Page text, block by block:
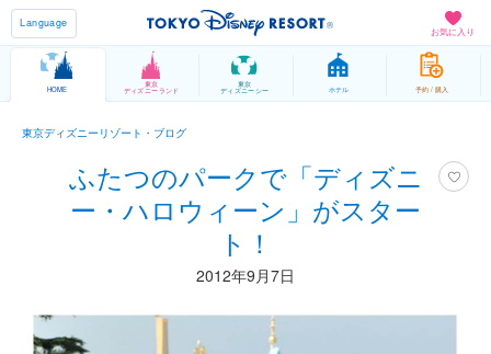
お気に入り
Language
HOME
東京
ディズニーランド
東京
ディズニーシー ホテル 予約 / 購入
東京ディズニーリゾート・ブログ
ふたつのパークで「ディズニ
ー・ハロウィーン」がスター
ト！
2012年9月7日